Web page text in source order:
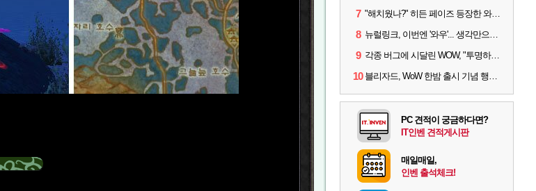
7 "해치웠나?" 히든 페이즈 등장한 와우 '한밤', 세계 최초 킬은 '팀 리퀴드'
8 뉴럴링크, 이번엔 '와우'... 생각만으로 게임하는 시대 성큼
9 각종 버그에 시달린 WOW, "투명하고 신속한 소통과 대응 약속"
10 블리자드, WoW 한밤 출시 기념 행사 '홈스윗홈' 28일 개최
PC 견적이 궁금하다면?
IT인벤 견적게시판
매일매일,
인벤 출석체크!